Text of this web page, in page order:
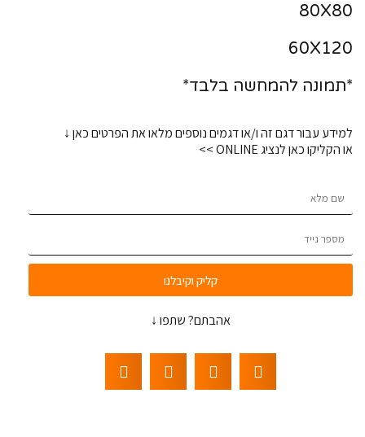
80X80
60X120
*תמונה להמחשה בלבד*
למידע עבור דגם זה ו/או דגמים נוספים מלאו את הפרטים כאן ↓
או הקליקו כאן לנציג ONLINE >>
קליק וקיבלנו
אהבתם? שתפו ↓